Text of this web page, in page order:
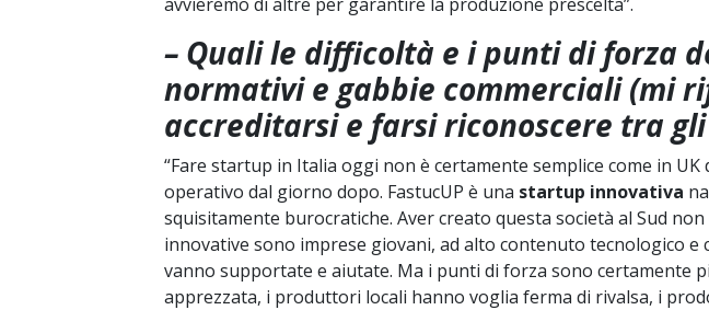
– Quali le difficoltà e i punti di forza
normativi e gabbie commerciali (mi
accreditarsi e farsi riconoscere tra
“Fare startup in Italia oggi non è certamente semplice come in
operativo dal giorno dopo. FastucUP è una startup innovativa
squisitamente burocratiche. Aver creato questa società al Sud
innovative sono imprese giovani, ad alto contenuto tecnologico
vanno supportate e aiutate. Ma i punti di forza sono certamente
apprezzata, i produttori locali hanno voglia ferma di rivalsa, i